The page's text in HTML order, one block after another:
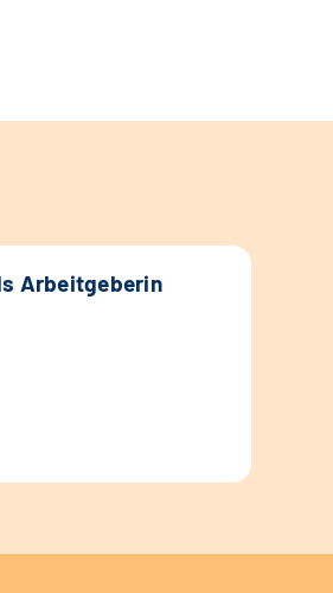
Arbeitgeberin